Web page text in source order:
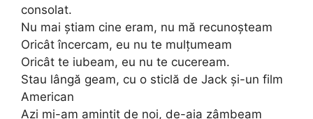
consolat.
Nu mai știam cine eram, nu mă recunoșteam
Oricât încercam, eu nu te mulțumeam
Oricât te iubeam, eu nu te cuceream.
Stau lângă geam, cu o sticlă de Jack și-un film
American
Azi mi-am amintit de noi, de-aia zâmbeam